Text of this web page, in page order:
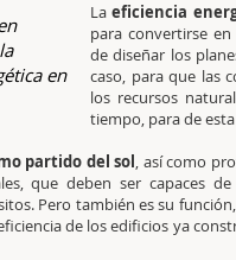
en
La eficiencia
para convertirse
de diseñar los
caso, para que las
los recursos
tiempo, para de
partido del sol, así como
que deben ser capaces
Pero también es su
de los edificios ya